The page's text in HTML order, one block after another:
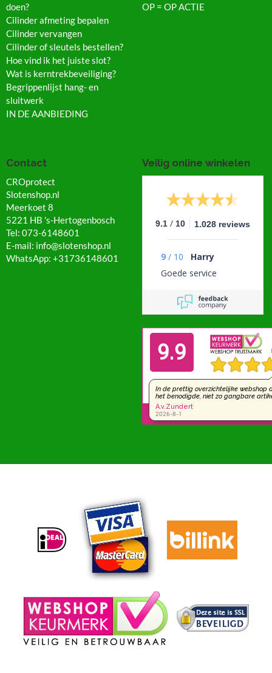
OP = OP ACTIE
doen?
Cilinder afmeting bepalen
Cilinder vervangen
Cilinder of sleutels bestellen?
Hoe vind ik het juiste slot?
Wat is kerntrekbeveiliging?
Begrippenlijst hang- en
sluitwerk
IN DE AANBIEDING
Contact
CROprotect
Slotenshop.nl
Meerkoet 8
5221 HB 's-Hertogenbosch
Tel: 073-6148601
E-mail: info@slotenshop.nl
WhatsApp: +31736148601
Veilig online winkelen
9.1 / 10 1.028 reviews
9 / 10
Harry
Goede service